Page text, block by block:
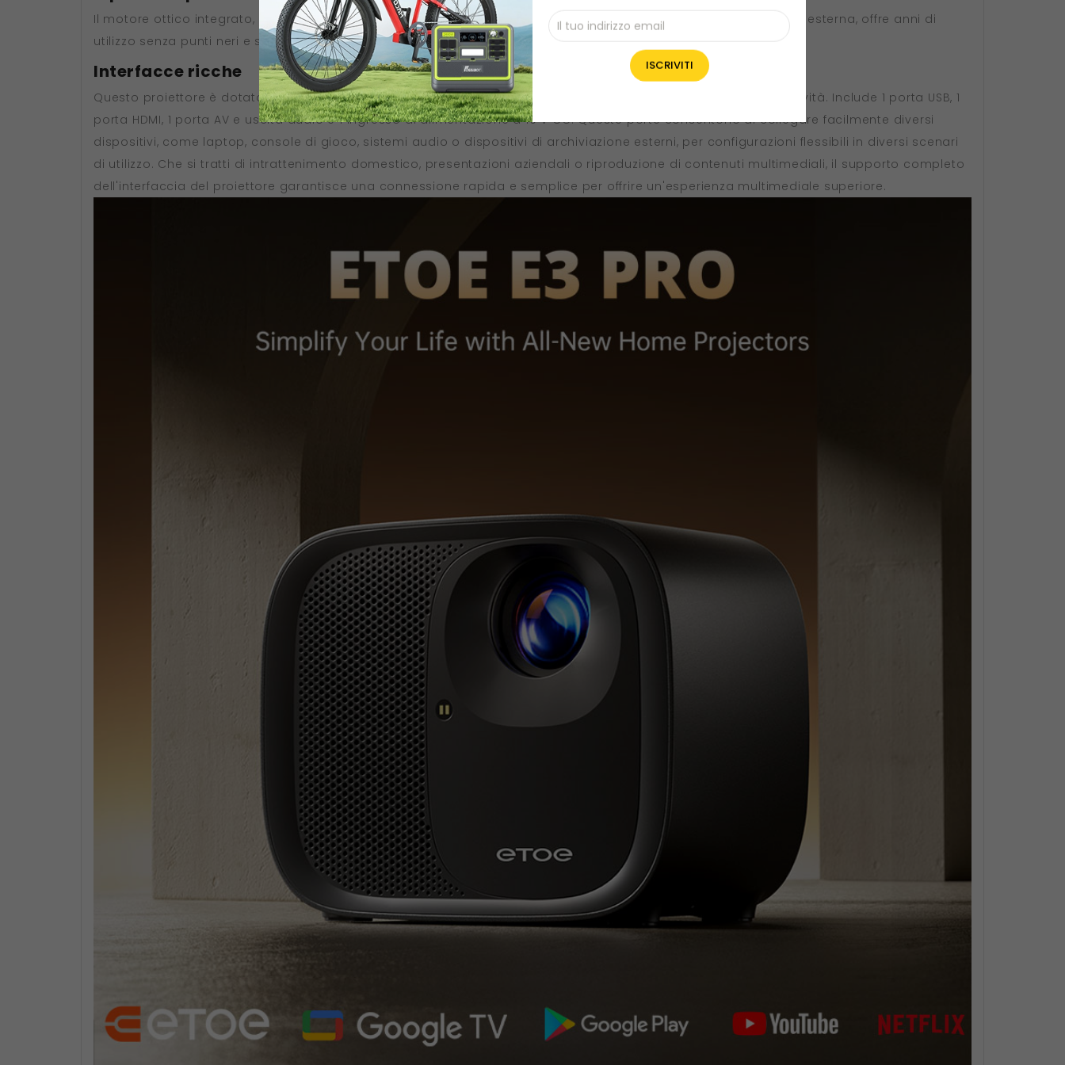
Il motore ottico integrato, completamente sigillato, protegge i componenti principali del proiettore dalla polvere esterna, offre anni di
utilizzo senza punti neri e senza manutenzione e garantisce una durata di oltre 30.000 ore.
Interfacce ricche
Questo proiettore è dotato di numerose opzioni di interfaccia per soddisfare le più svariate esigenze di connettività. Include 1 porta USB, 1
porta HDMI, 1 porta AV e uscita audio e 1 ingresso di alimentazione a 19 V CC. Queste porte consentono di collegare facilmente diversi
dispositivi, come laptop, console di gioco, sistemi audio o dispositivi di archiviazione esterni, per configurazioni flessibili in diversi scenari
di utilizzo. Che si tratti di intrattenimento domestico, presentazioni aziendali o riproduzione di contenuti multimediali, il supporto completo
dell'interfaccia del proiettore garantisce una connessione rapida e semplice per offrire un'esperienza multimediale superiore.